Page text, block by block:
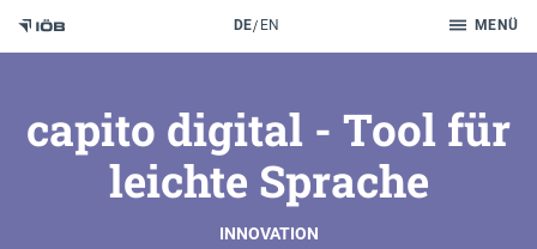
DE EN MENÜ
capito digital - Tool für
leichte Sprache
INNOVATION